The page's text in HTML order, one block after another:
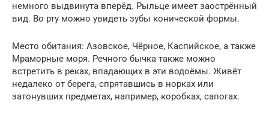
немного выдвинута вперёд. Рыльце имеет заострённый
вид. Во рту можно увидеть зубы конической формы.
Место обитания: Азовское, Чёрное, Каспийское, а также
Мраморные моря. Речного бычка также можно
встретить в реках, впадающих в эти водоёмы. Живёт
недалеко от берега, спрятавшись в норках или
затонувших предметах, например, коробках, сапогах.